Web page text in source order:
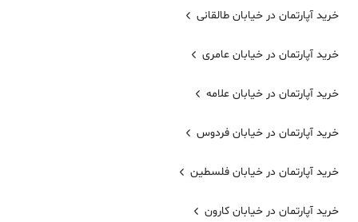
خرید آپارتمان در خیابان طالقانی
خرید آپارتمان در خیابان عامری
خرید آپارتمان در خیابان علامه
خرید آپارتمان در خیابان فردوس
خرید آپارتمان در خیابان فلسطین
خرید آپارتمان در خیابان کارون